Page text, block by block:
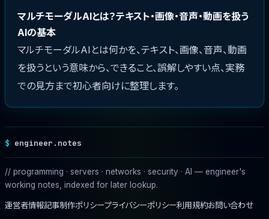
マルチモーダルAIとは？テキスト・画像・音声・動画を扱う
AIの基本
マルチモーダルAIとは何かを、テキスト、画像、音声、動画
を扱うという意味から、できること、誤解しやすい点、実務
での見方まで初心者向けに整理します。
engineer.notes
// programming · servers · networks · security · AI — engineer's
working notes, indexed for later lookup.
運営者情報記事制作ポリシープライバシーポリシー利用規約お問い合わせ